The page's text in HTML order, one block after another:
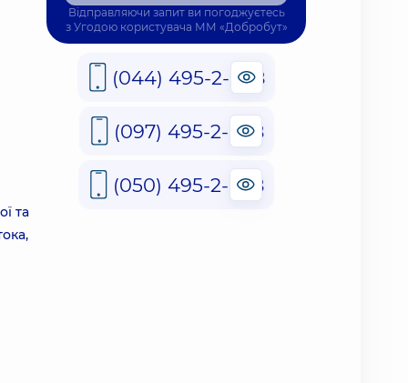
та
Відправляючи запит ви погоджуєтесь
з Угодою користувача ММ «Добробут»
(044) 495-2-888
(097) 495-2-888
(050) 495-2-888